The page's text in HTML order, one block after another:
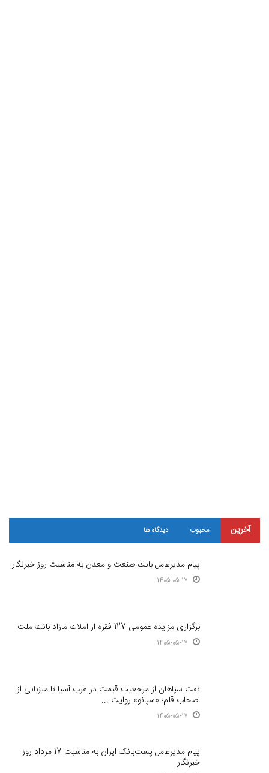
آخرین محبوب دیدگاه ها
پیام مدیرعامل بانك صنعت و معدن به مناسبت روز خبرنگار
1405-05-17
برگزاری مزایده عمومی 127 فقره از املاك مازاد بانك ملت
1405-05-17
نفت سپاهان از مرجعیت قیمت در غرب آسیا تا میزبانی از
اصحاب قلم؛ «سپانو» روایت ...
1405-05-17
پیام مدیرعامل پست‌بانک ایران به مناسبت 17 مرداد روز
خبرنگار